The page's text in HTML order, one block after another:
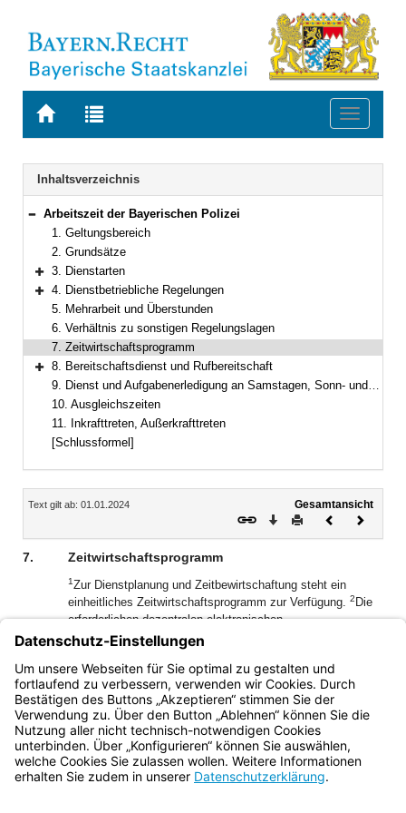
Zur
BAYERN.RECHT
Zur
letzten
Suche
Toggle
Navigation
Inhaltsverzeichnis
Bereich reduzieren
Arbeitszeit der Bayerischen Polizei
1. Geltungsbereich
2. Grundsätze
Bereich erweitern
3. Dienstarten
Bereich erweitern
4. Dienstbetriebliche Regelungen
5. Mehrarbeit und Überstunden
6. Verhältnis zu sonstigen Regelungslagen
7. Zeitwirtschaftsprogramm
Bereich erweitern
8. Bereitschaftsdienst und Rufbereitschaft
9. Dienst und Aufgabenerledigung an Samstagen, Sonn- und Feiertagen
10. Ausgleichszeiten
11. Inkrafttreten, Außerkrafttreten
[Schlussformel]
Inhalt
Text gilt ab: 01.01.2024
Gesamtansicht
Download
DruckenVorheriges
7. Zeitwirtschaftsprogramm
1Zur Dienstplanung und Zeitbewirtschaftung steht ein
einheitliches Zeitwirtschaftsprogramm zur Verfügung. 2 Die
erforderlichen dezentralen elektronischen
Zeiterfassungssysteme sind aus eigenen Mitteln zu
3
Die Verfahrenskoordination liegt in der
Zuständigkeit der Servicestelle Zeitmanagement beim
Präsidium der Bayerischen Bereitschaftspolizei.
Bayern.de
BayernPortal